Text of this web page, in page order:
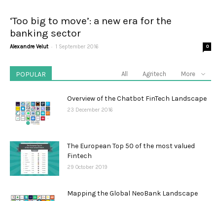
‘Too big to move’: a new era for the
banking sector
Alexandre Velut - 1 September 2016 0
POPULAR All Agritech More
Overview of the Chatbot FinTech Landscape
23 December 2016
The European Top 50 of the most valued
Fintech
29 October 2019
Mapping the Global NeoBank Landscape